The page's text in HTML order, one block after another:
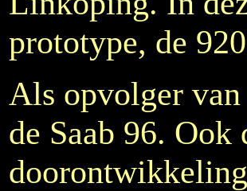
prototype, de
Als opvolger van
de Saab 96. Ook